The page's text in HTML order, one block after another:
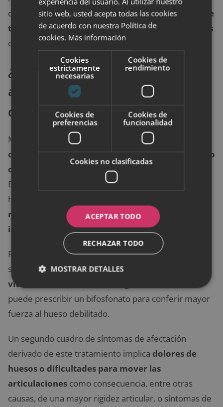
demostrado queel tamoxifeno reacciona mal si se
toma simultáneamente con otros medicamentos
como antidepresivos.
¿Qué efectos secundarios se
asocian al uso de los inhibidores
de Aromatasa?
Muchas mujeres se han visto sorprendidas por una
osteoporosis como consecuencia del tratamiento
contra el cáncer que padecen o han padecido
Esta enfermedad sobrevenida, que debilita sus
huesos y las hace más frágiles, está
relacionada con la acción del tratamiento con
inhibidores de Aromatasa.
Por lo general, una vez detectada, la osteoporosis
solo
puede retrasarse con la ingesta de calcio y
vitamina D.
puede prescribir un bifosfonato para conferir mayor
fuerza al hueso debilitado.
Un segundo cuadro de síntomas de afectación
derivado de este tratamiento implica dolores de
huesos o dificultades para mover las
articulaciones como consecuencia, entre otras
causas, de una mayor rigidez articular, o síntomas de
sitio web, usted acepta todas las cookies
de acuerdo con nuestra Política de
cookies. Más información
Cookies
estrictamente
necesarias
Cookies de
rendimiento
Cookies de
preferencias
Cookies de
funcionalidad
Cookies no clasificadas
ACEPTAR TODO
RECHAZAR TODO
MOSTRAR DETALLES